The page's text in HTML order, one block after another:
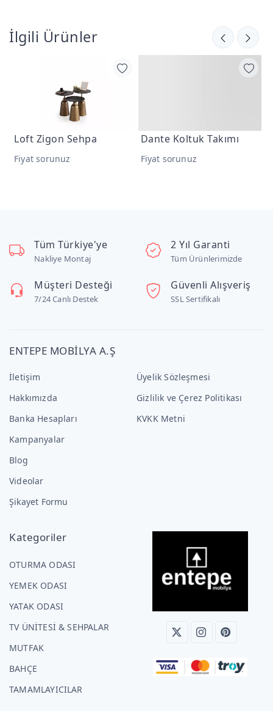
İlgili Ürünler
Loft Zigon Sehpa
Fiyat sorunuz
Dante Koltuk Takımı
Fiyat sorunuz
Tüm Türkiye'ye
Nakliye Montaj
2 Yıl Garanti
Tüm Ürünlerimizde
Müşteri Desteği
7/24 Canlı Destek
Güvenli Alışveriş
SSL Sertifikalı
ENTEPE MOBİLYA A.Ş
İletişim
Hakkımızda
Banka Hesapları
Kampanyalar
Blog
Videolar
Şikayet Formu
Üyelik Sözleşmesi
Gizlilik ve Çerez Politikası
KVKK Metni
Kategoriler
OTURMA ODASI
YEMEK ODASI
YATAK ODASI
TV ÜNİTESİ & SEHPALAR
MUTFAK
BAHÇE
TAMAMLAYICILAR